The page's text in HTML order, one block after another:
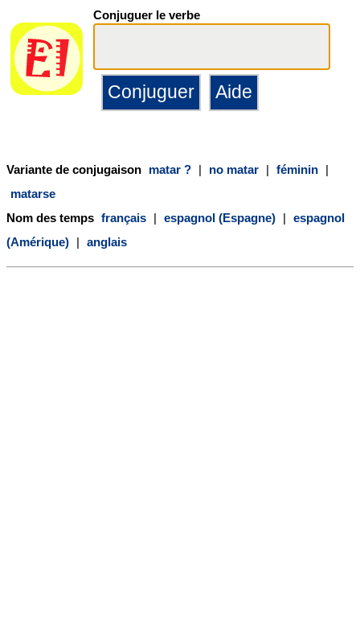
Conjuguer le verbe
Variante de conjugaison matar ? | no matar | féminin |
matarse
Nom des temps français | espagnol (Espagne) | espagnol
(Amérique) | anglais